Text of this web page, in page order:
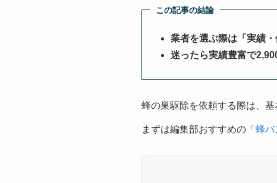
この記事の結論
業者を選ぶ際は「実績
迷ったら実績豊富で
蜂の巣駆除を依頼する際は、
まずは編集部おすすめの「 蜂バ